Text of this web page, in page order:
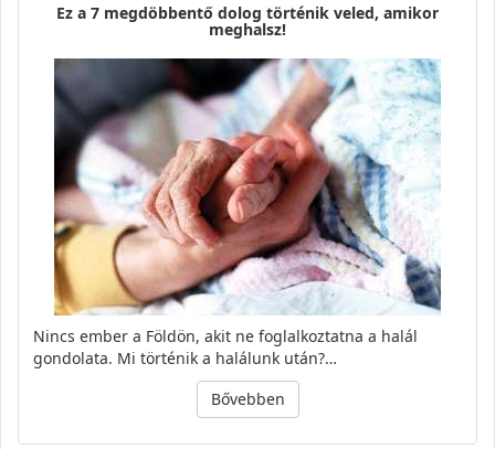
Ez a 7 megdöbbentő dolog történik veled, amikor
meghalsz!
Nincs ember a Földön, akit ne foglalkoztatna a halál
gondolata. Mi történik a halálunk után?…
Bővebben